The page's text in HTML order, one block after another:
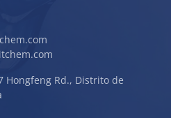
Hongfeng Rd., Distrito de